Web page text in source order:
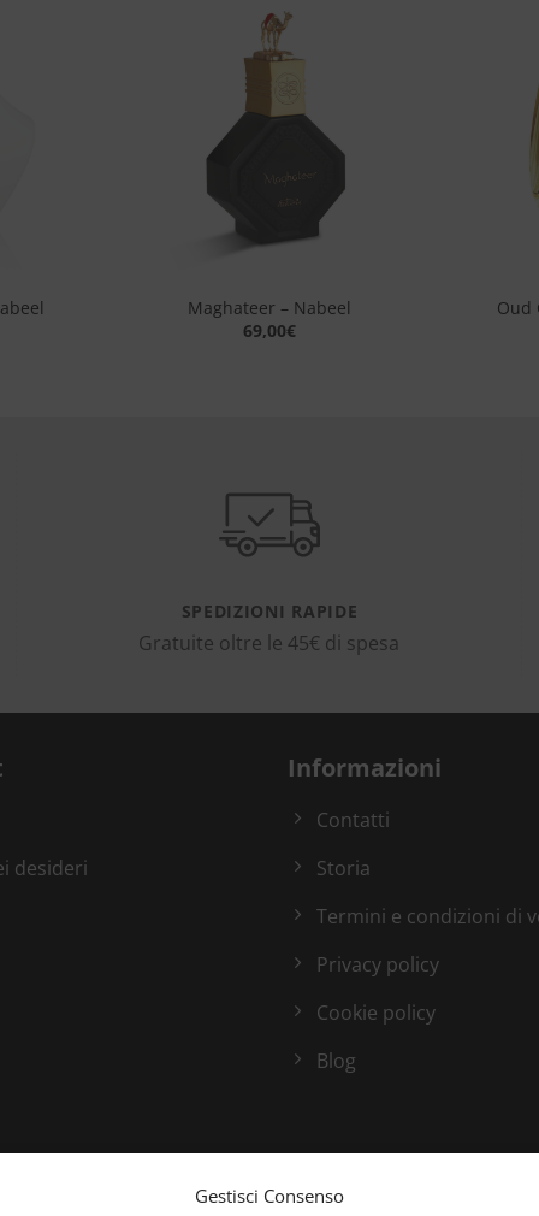
Gestisci Consenso
Maghateer – Nabeel
69,00€
Oud
SPEDIZIONI RAPIDE
Gratuite oltre le 45€ di spesa
desideri
Informazioni
Contatti
Storia
Termini e condizioni di
Privacy policy
Cookie policy
Blog